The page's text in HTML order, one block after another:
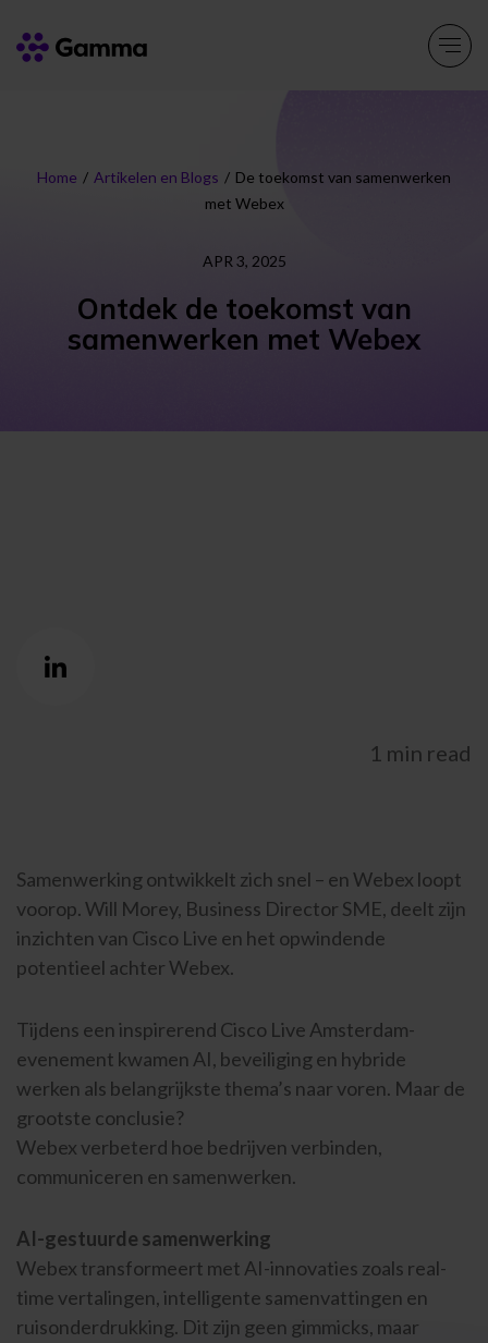
Resources
Contact
088 500 5000 Hulp en support
Home / Artikelen en Blogs / De toekomst van samenwerken
met Webex
APR 3, 2025
Ontdek de toekomst van
samenwerken met Webex
1 min read
Samenwerking ontwikkelt zich snel – en Webex loopt
voorop. Will Morey, Business Director SME, deelt zijn
inzichten van Cisco Live en het opwindende
potentieel achter Webex.
Tijdens een inspirerend Cisco Live Amsterdam-
evenement kwamen AI, beveiliging en hybride
werken als belangrijkste thema’s naar voren. Maar de
grootste conclusie?
Webex verbeterd hoe bedrijven verbinden,
communiceren en samenwerken.
AI-gestuurde samenwerking
Webex transformeert met AI-innovaties zoals real-
time vertalingen, intelligente samenvattingen en
ruisonderdrukking. Dit zijn geen gimmicks, maar